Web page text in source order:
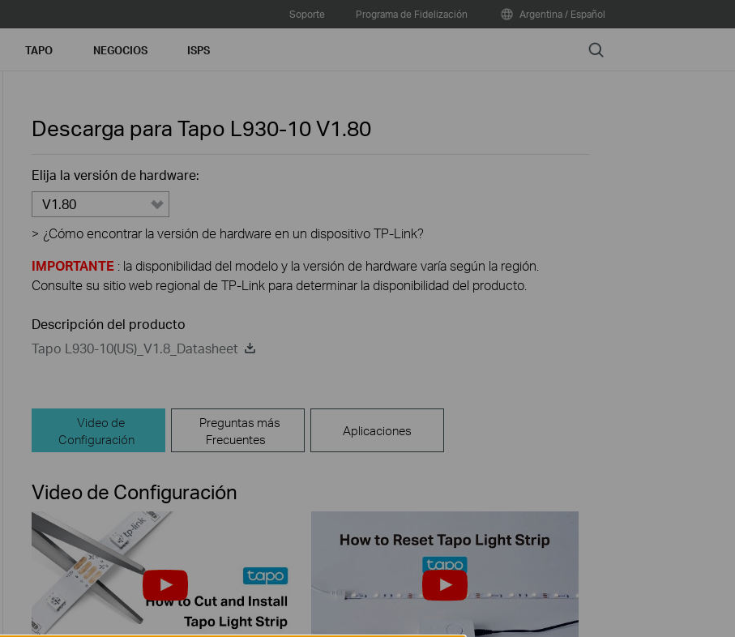
Soporte Programa de Fidelización Argentina / Español
TAPO NEGOCIOS ISPS Search
Descarga para Tapo L930-10V1.80
Elija la versión de hardware:
V1.80
> ¿Cómo encontrar la versión de hardware en un dispositivo TP-Link?
IMPORTANTE : la disponibilidad del modelo y la versión de hardware varía según la región.
Consulte su sitio web regional de TP-Link para determinar la disponibilidad del producto.
Descripción del producto
Tapo L930-10(US)_V1.8_Datasheet
Video de
Configuración
Preguntas más
Frecuentes
Aplicaciones
Video de Configuración